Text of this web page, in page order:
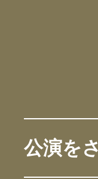
公演を